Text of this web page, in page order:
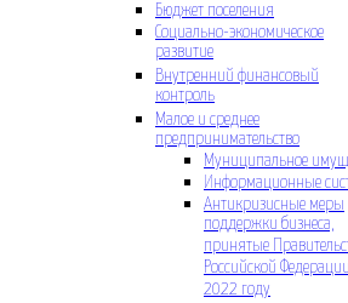
Бюджет поселения
Социально-экономическое
развитие
Внутренний финансовый
контроль
Малое и среднее
предпринимательство
Муниципальное
Информационные
Антикризисные меры
поддержки бизнеса,
принятые
Российской
2022 году